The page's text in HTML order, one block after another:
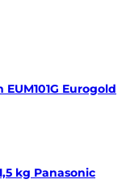
Eurogold
kg Panasonic